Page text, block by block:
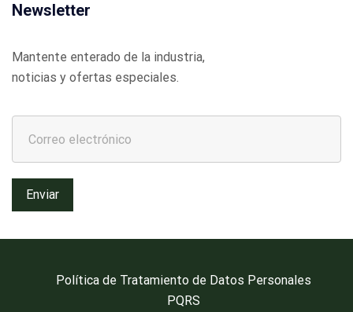
Newsletter
Mantente enterado de la industria,
noticias y ofertas especiales.
Política de Tratamiento de Datos Personales
PQRS